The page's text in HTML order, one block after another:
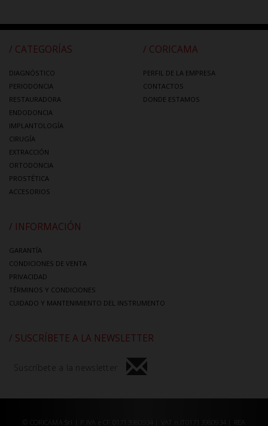
/ CATEGORÍAS
DIAGNÓSTICO
PERIODONCIA
RESTAURADORA
ENDODONCIA
IMPLANTOLOGÍA
CIRUGÍA
EXTRACCIÓN
ORTODONCIA
PROSTÉTICA
ACCESORIOS
/ CORICAMA
PERFIL DE LA EMPRESA
CONTACTOS
DONDE ESTAMOS
/ INFORMACIÓN
GARANTÍA
CONDICIONES DE VENTA
PRIVACIDAD
TÉRMINOS Y CONDICIONES
CUIDADO Y MANTENIMIENTO DEL INSTRUMENTO
/ SUSCRÍBETE A LA NEWSLETTER
Suscríbete a la newsletter
© CORICAMA Srl | P.IVA e CF 01713980934 | VAT n.IT01713980934 | REA